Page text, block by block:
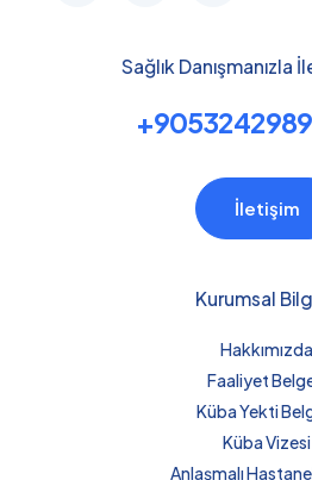
Sağlık Danışmanızla
İletişim
Kurumsal
Hakkımızda
Faaliyet
Küba Yekti
Küba Vizesi
Anlaşmalı